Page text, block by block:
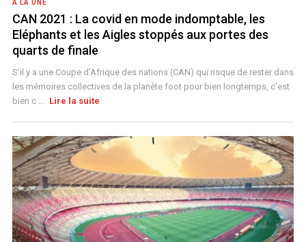
A LA UNE
CAN 2021 : La covid en mode indomptable, les
Eléphants et les Aigles stoppés aux portes des
quarts de finale
S’il y a une Coupe d’Afrique des nations (CAN) qui risque de rester dans
les mémoires collectives de la planète foot pour bien longtemps, c’est
bien c ... Lire la suite